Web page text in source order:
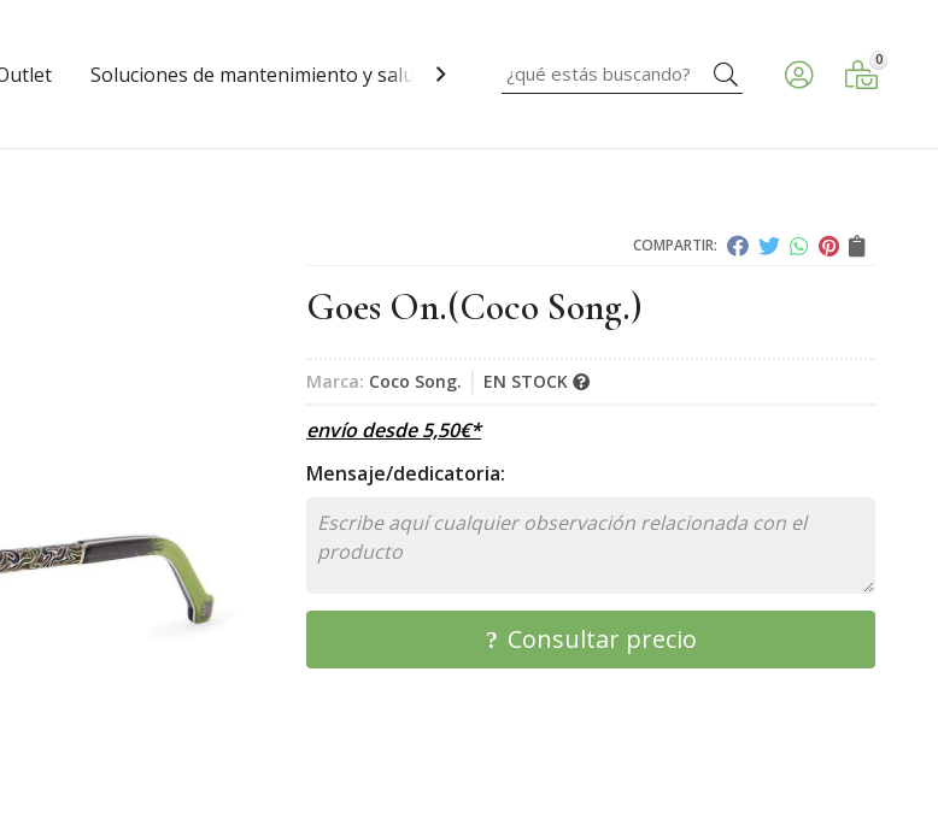
Soluciones de mantenimiento y salud ocular. Buscar 0
COMPARTIR:
Goes On.(Coco Song.)
Marca: Coco Song. EN STOCK
envío desde5,50€*
Mensaje/dedicatoria:
Consultar precio